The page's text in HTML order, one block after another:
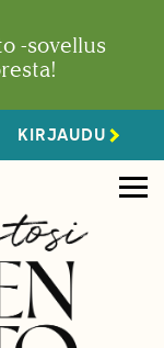
-sovellus
KIRJAUDU